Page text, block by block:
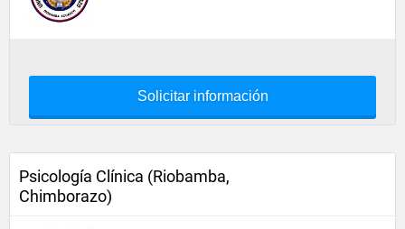
Solicitar información
Psicología Clínica (Riobamba,
Chimborazo)